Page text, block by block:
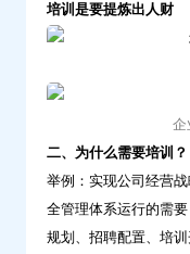
培训是要提炼出人财
企
二、为什么需要培训？
举例：实现公司经营
全管理体系运行的需
规划、招聘配置、培